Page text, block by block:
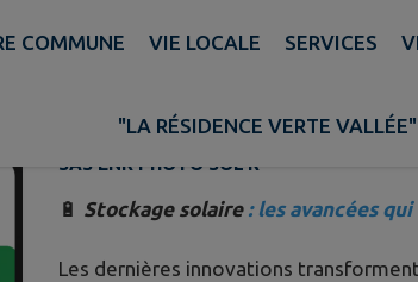
COMMUNE VIE LOCALE SERVICES
"LA RÉSIDENCE VERTE VALLÉE"
Publié le lundi 02 mars 2026 - SAS ENR
SAS ENR PHOTO SOL'R
🔋 Stockage solaire : les avancées
Les dernières innovations